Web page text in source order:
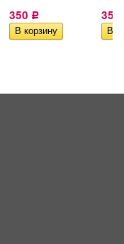
350 Р 350